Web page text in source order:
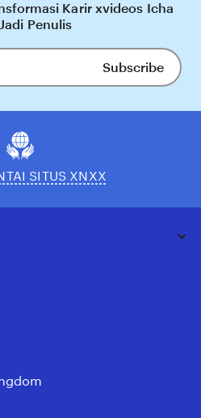
Karir xvideos Icha
Penulis
Subscribe
SITUS XNXX